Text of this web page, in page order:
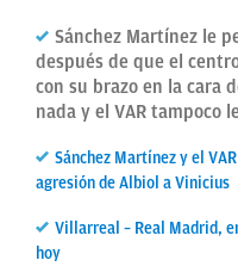
BALONCESTO
CANTERA
FICHAJES
DIRECTO
FEMENINO
Sánchez Martínez le
después de que el
con su brazo en la cara
nada y el VAR tampoco
Sánchez Martínez y el
agresión de Albiol a Vinicius
Villarreal – Real Madrid,
hoy